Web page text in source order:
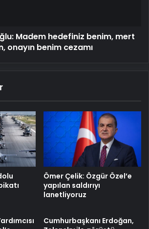
Madem hedefiniz benim, mert
onayın benim cezamı
Ömer Çelik: Özgür Özel’e
yapılan saldırıyı
lanetliyoruz
Cumhurbaşkanı Erdoğan,